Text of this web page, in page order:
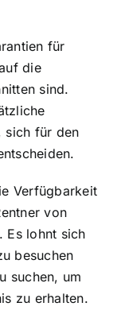
für
die
sind.
sich für den
Verfügbarkeit
von
Es lohnt sich
besuchen
suchen, um
zu erhalten.